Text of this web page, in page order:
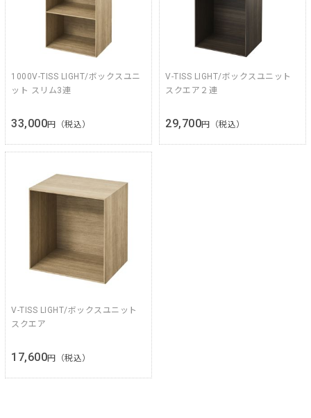
1000V-TISS LIGHT/ボックスユニ
ット スリム3連
33,000円（税込）
V-TISS LIGHT/ボックスユニット
スクエア２連
29,700円（税込）
V-TISS LIGHT/ボックスユニット
スクエア
17,600円（税込）